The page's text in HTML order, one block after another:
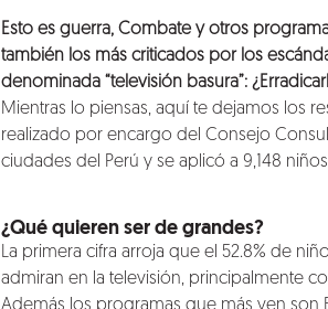
Esto es guerra, Combate y otros
también los más criticados por los
denominada “televisión basura”:
Mientras lo piensas, aquí te dejamos los
realizado por encargo del Consejo
ciudades del Perú y se aplicó a 9,148
¿Qué quieren ser de grandes?
La primera cifra arroja que el 52.8% de
admiran en la televisión, principalmente